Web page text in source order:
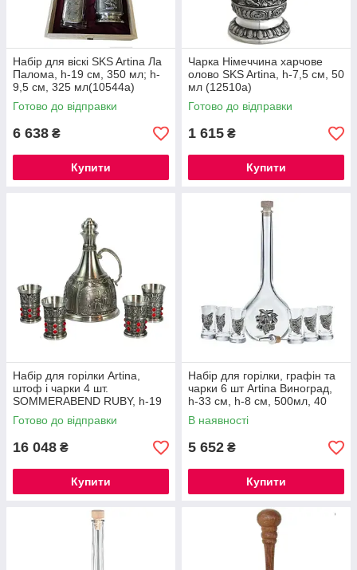
Набір для віскі SKS Artina Ла
Палома, h-19 см, 350 мл; h-
9,5 см, 325 мл(10544a)
Готово до відправки
6 638 ₴
Купити
Чарка Німеччина харчове
олово SKS Artina, h-7,5 см, 50
мл (12510a)
Готово до відправки
1 615 ₴
Купити
Набір для горілки Artina,
штоф і чарки 4 шт.
SOMMERABEND RUBY, h-19
см, h-6 см, 400 мл, 60 мл
(13112a)
Готово до відправки
16 048 ₴
Купити
Набір для горілки, графін та
чарки 6 шт Artina Виноград,
h-33 см, h-8 см, 500мл, 40
мл(15151a)
В наявності
5 652 ₴
Купити